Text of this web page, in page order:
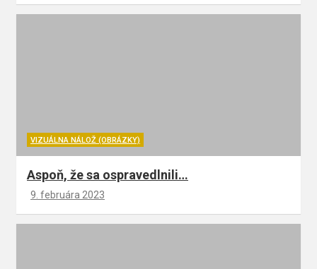
VIZUÁLNA NÁLOŽ (OBRÁZKY)
Aspoň, že sa ospravedlnili…
9. februára 2023